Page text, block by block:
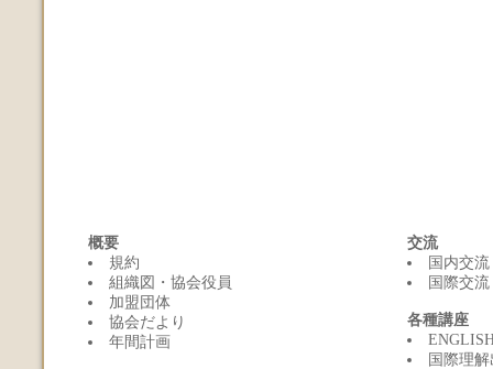
概要
規約
組織図・協会役員
加盟団体
協会だより
年間計画
交流
国内交流
国際交流
各種講座
国際理